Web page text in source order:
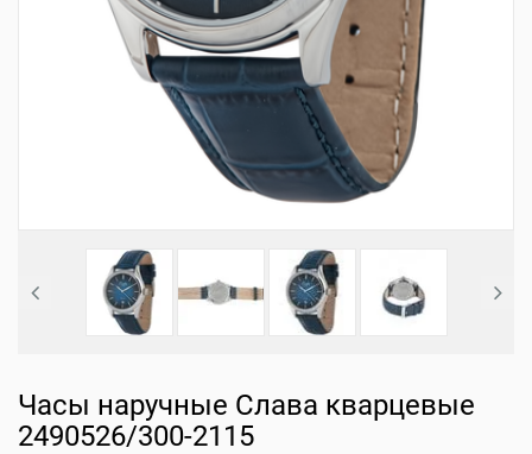
Часы наручные Слава кварцевые
2490526/300-2115